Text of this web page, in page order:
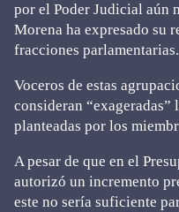
por el Poder Judicial aún
Morena ha expresado su
fracciones parlamentarias.
Voceros de estas
consideran
planteadas por los
A pesar de que en el
autorizó un incremento
este no sería suficiente